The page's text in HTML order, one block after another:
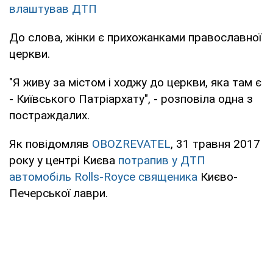
влаштував ДТП
До слова, жінки є прихожанками православної
церкви.
"Я живу за містом і ходжу до церкви, яка там є
- Київського Патріархату", - розповіла одна з
постраждалих.
Як повідомляв OBOZREVATEL, 31 травня 2017
року у центрі Києва потрапив у ДТП
автомобіль Rolls-Royce священика Києво-
Печерської лаври.